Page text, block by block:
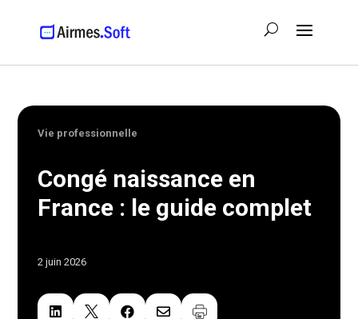
Vie professionnelle
Congé naissance en
France : le guide complet
2 juin 2026
   